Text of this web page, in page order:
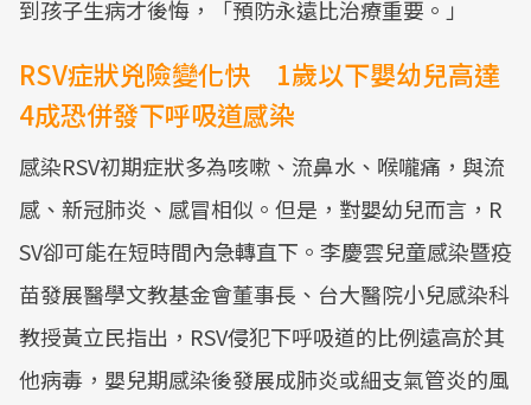
到孩子生病才後悔，「預防永遠比治療重要。」
RSV症狀兇險變化快 1歲以下嬰幼兒高達
4成恐併發下呼吸道感染
感染RSV初期症狀多為咳嗽、流鼻水、喉嚨痛，與流
感、新冠肺炎、感冒相似。但是，對嬰幼兒而言，R
SV卻可能在短時間內急轉直下。李慶雲兒童感染暨疫
苗發展醫學文教基金會董事長、台大醫院小兒感染科
教授黃立民指出，RSV侵犯下呼吸道的比例遠高於其
他病毒，嬰兒期感染後發展成肺炎或細支氣管炎的風